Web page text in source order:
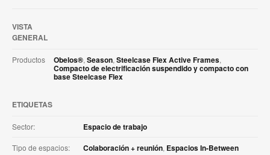
VISTA
GENERAL
Productos Obelos®, Season, Steelcase Flex Active Frames,
Compacto de electrificación suspendido y compacto con
base Steelcase Flex
ETIQUETAS
Sector: Espacio de trabajo
Tipo de espacios: Colaboración + reunión, Espacios In-Between